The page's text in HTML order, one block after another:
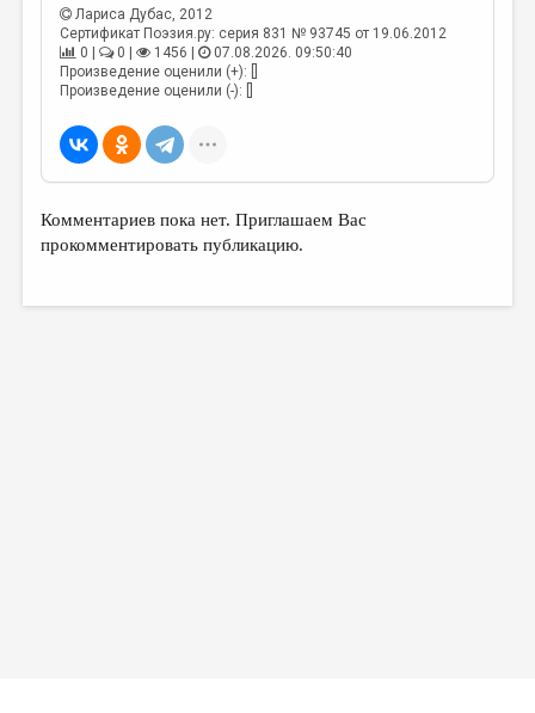
ОБЪЯВЛЕНИЯ
КОЛОНКА РЕДАКТОРА
РЕДКОЛЛЕГИЯ
ОТ РЕДАКЦИИ
МАЛАЯ ПРОЗА
ЭССЕИСТИКА
КУЛЬТУРОВЕДЕНИЕ
Лариса Дубас, 2012
Сертификат Поэзия.ру: серия 831 № 93745 от 19.06.2012
0 |
0 | 1456 |
07.08.2026. 09:50:40
Произведение оценили (+): []
Произведение оценили (-): []
Комментариев пока нет. Приглашаем Вас
прокомментировать публикацию.